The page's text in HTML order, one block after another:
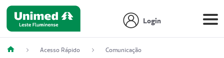
Login
Acesso Rápido
Comunicação